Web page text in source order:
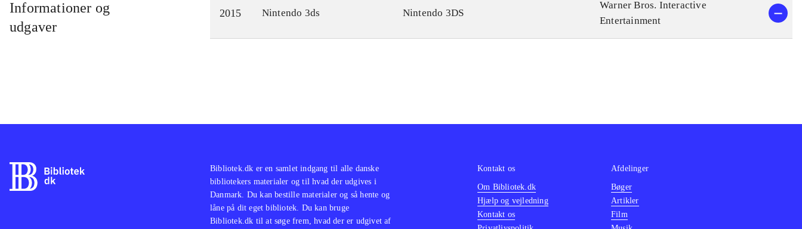
Informationer og
udgaver
2015 Nintendo 3ds Nintendo 3DS
Warner Bros. Interactive
Entertainment
Bibliotek.dk er en samlet indgang til alle danske
bibliotekers materialer og til hvad der udgives i
Danmark. Du kan bestille materialer og så hente og
låne på dit eget bibliotek. Du kan bruge
Bibliotek.dk til at søge frem, hvad der er udgivet af
Kontakt os
Om Bibliotek.dk
Hjælp og vejledning
Kontakt os
Afdelinger
Bøger
Artikler
Film